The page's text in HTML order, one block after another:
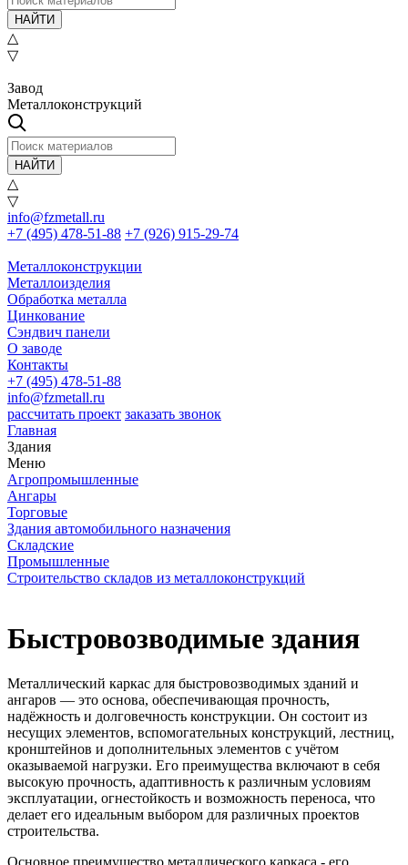
НАЙТИ
△
▽
Завод
Металлоконструкций
НАЙТИ
△
▽
info@fzmetall.ru
+7 (495) 478-51-88 +7 (926) 915-29-74
Металлоконструкции
Металлоизделия
Обработка металла
Цинкование
Сэндвич панели
О заводе
Контакты
+7 (495) 478-51-88
info@fzmetall.ru
рассчитать проект заказать звонок
Главная
Здания
Меню
Агропромышленные
Ангары
Торговые
Здания автомобильного назначения
Складские
Промышленные
Строительство складов из металлоконструкций
Быстровозводимые здания
Металлический каркас для быстровозводимых зданий и
ангаров — это основа, обеспечивающая прочность,
надёжность и долговечность конструкции. Он состоит из
несущих элементов, вспомогательных конструкций, лестниц,
кронштейнов и дополнительных элементов с учётом
оказываемой нагрузки. Его преимущества включают в себя
высокую прочность, адаптивность к различным условиям
эксплуатации, огнестойкость и возможность переноса, что
делает его идеальным выбором для различных проектов
строительства.
Основное преимущество металлического каркаса - его